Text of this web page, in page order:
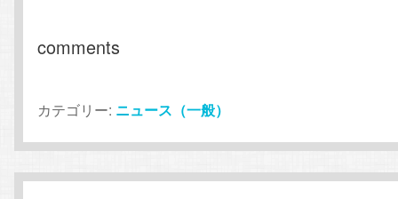
comments
カテゴリー: ニュース（一般）